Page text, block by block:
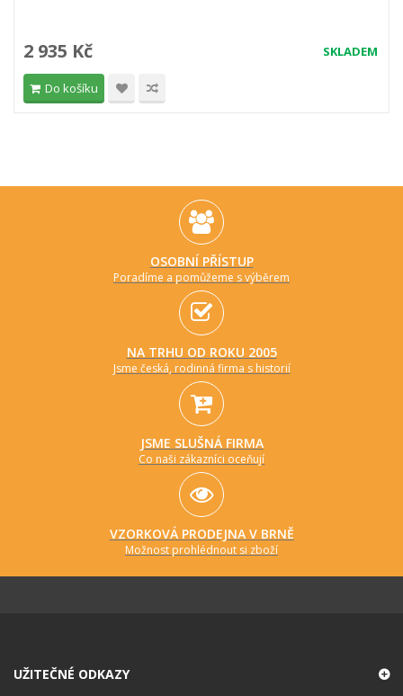
SKLADEM
2 935 Kč
Do košíku
OSOBNÍ PŘÍSTUP
Poradíme a pomůžeme s výběrem
NA TRHU OD ROKU 2005
Jsme česká, rodinná firma s historií
JSME SLUŠNÁ FIRMA
Co naši zákazníci oceňují
VZORKOVÁ PRODEJNA V BRNĚ
Možnost prohlédnout si zboží
UŽITEČNÉ ODKAZY